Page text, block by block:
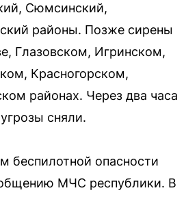
Сюмсинский,
районы. Позже сирены
Глазовском, Игринском,
Красногорском,
районах. Через два часа
сняли.
беспилотной опасности
МЧС республики. В